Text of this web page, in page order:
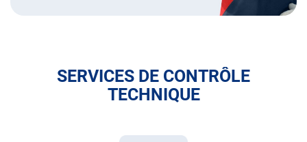
SERVICES DE CONTRÔLE
TECHNIQUE